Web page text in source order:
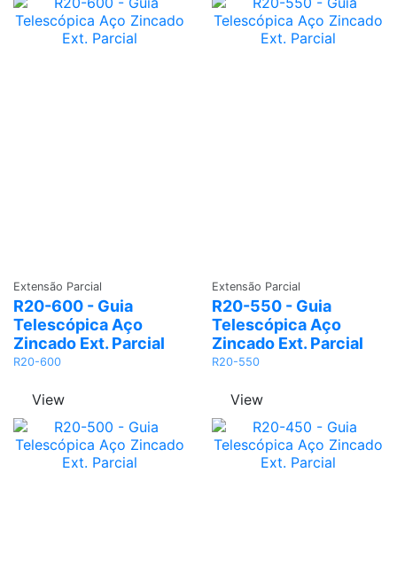
Extensão Parcial
R20-600 - Guia
Telescópica Aço
Zincado Ext. Parcial
R20-600
View
Extensão Parcial
R20-550 - Guia
Telescópica Aço
Zincado Ext. Parcial
R20-550
View